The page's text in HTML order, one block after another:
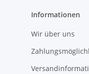
Informationen
Wir über uns